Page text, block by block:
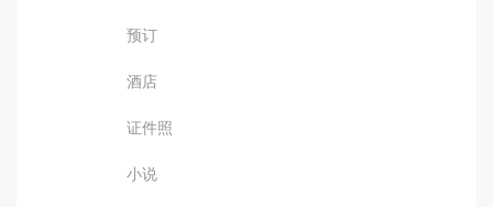
预订
酒店
证件照
小说